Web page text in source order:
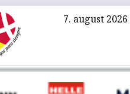
7. august 2026